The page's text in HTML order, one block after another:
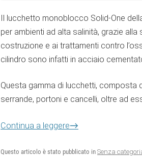
Il lucchetto monoblocco Solid-One
per ambienti ad alta salinità, grazie
costruzione e ai trattamenti contro
cilindro sono infatti in acciaio
Questa gamma di lucchetti, composta
serrande, portoni e cancelli, oltre ad
Continua a leggere→
Questo articolo è stato pubblicato in Senza